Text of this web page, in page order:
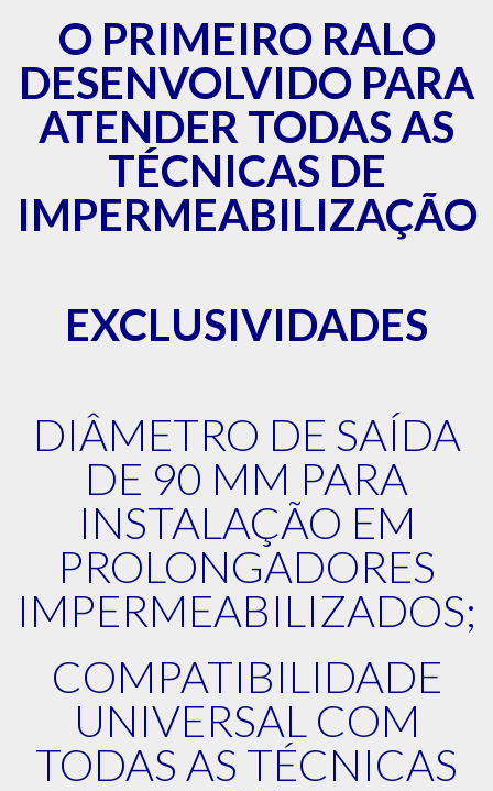
O PRIMEIRO RALO
DESENVOLVIDO PARA
ATENDER TODAS AS
TÉCNICAS DE
IMPERMEABILIZAÇÃO
EXCLUSIVIDADES
DIÂMETRO DE SAÍDA
DE 90 MM PARA
INSTALAÇÃO EM
PROLONGADORES
IMPERMEABILIZADOS;
COMPATIBILIDADE
UNIVERSAL COM
TODAS AS TÉCNICAS